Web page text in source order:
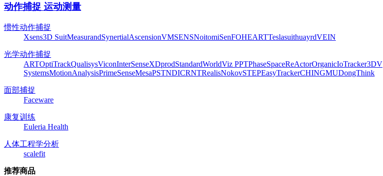
动作捕捉 运动测量
惯性动作捕捉
Xsens3D SuitMeasurandSynertialAscensionVMSENSNoitomiSenFOHEARTTeslasuithuayrdVEIN
光学动作捕捉
ARTOptiTrackQualisysViconInterSenseXDprodStandardWorldViz PPTPhaseSpaceReActorOrganicIoTracker3DV
SystemsMotionAnalysisPrimeSenseMesaPSTNDICRNTRealisNokovSTEPEasyTrackerCHINGMUDongThink
面部捕捉
Faceware
康复训练
Euleria Health
人体工程学分析
scalefit
推荐商品